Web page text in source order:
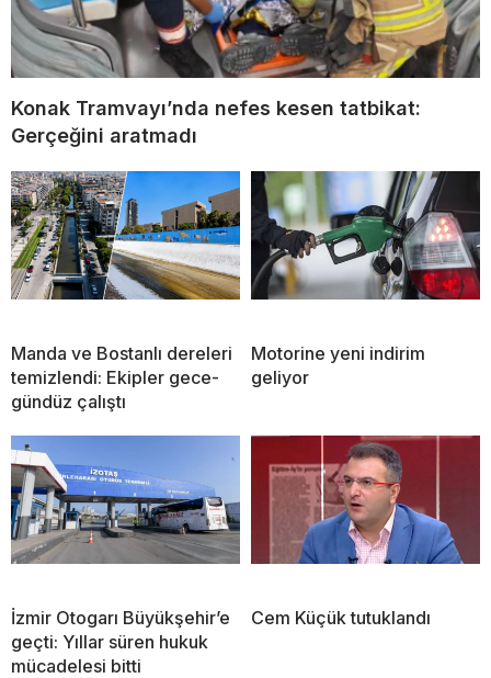
Konak Tramvayı’nda nefes kesen tatbikat:
Gerçeğini aratmadı
Manda ve Bostanlı dereleri
temizlendi: Ekipler gece-
gündüz çalıştı
Motorine yeni indirim
geliyor
İzmir Otogarı Büyükşehir’e
geçti: Yıllar süren hukuk
mücadelesi bitti
Cem Küçük tutuklandı